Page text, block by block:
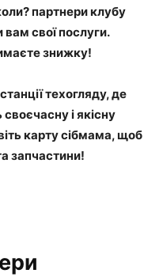
партнери клубу
вам свої послуги.
знижку!
техогляду, де
і якісну
карту сібмама, щоб
запчастини!